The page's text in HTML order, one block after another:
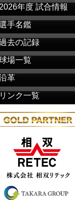
2026年度 試合情報
手名鑑
去の記録
場一覧
革
リンク一覧